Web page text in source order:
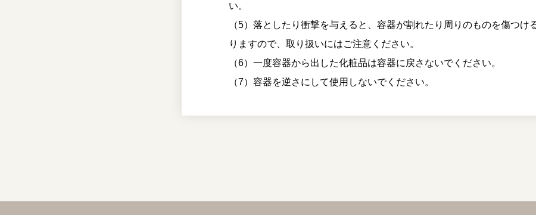
い。
（5）落としたり衝撃を与えると、容器が割れたり周りのものを傷つけ
りますので、取り扱いにはご注意ください。
（6）一度容器から出した化粧品は容器に戻さないでください。
（7）容器を逆さにして使用しないでください。